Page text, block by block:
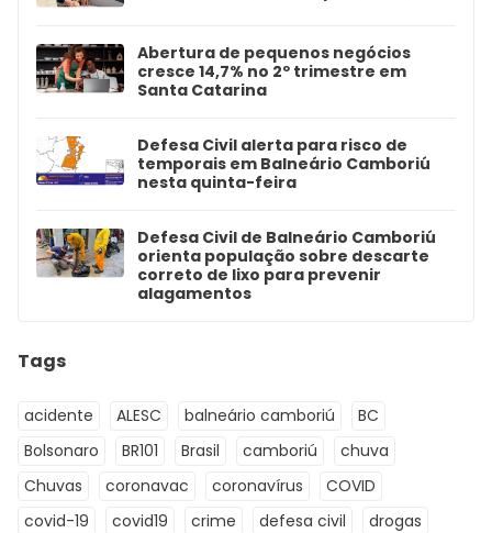
Abertura de pequenos negócios
cresce 14,7% no 2º trimestre em
Santa Catarina
Defesa Civil alerta para risco de
temporais em Balneário Camboriú
nesta quinta-feira
Defesa Civil de Balneário Camboriú
orienta população sobre descarte
correto de lixo para prevenir
alagamentos
Tags
acidente ALESC balneário camboriú
BC
Bolsonaro
BR101 Brasil camboriú
chuva
Chuvas
coronavac coronavírus
COVID
covid-19
covid19 crime defesa civil
drogas